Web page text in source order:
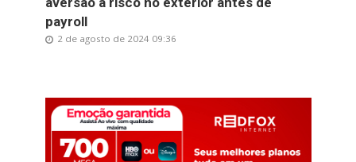
payroll
2 de agosto de 2024 09:36